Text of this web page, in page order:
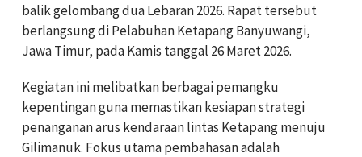
balik gelombang dua Lebaran 2026. Rapat tersebut
berlangsung di Pelabuhan Ketapang Banyuwangi,
Jawa Timur, pada Kamis tanggal 26 Maret 2026.
Kegiatan ini melibatkan berbagai pemangku
kepentingan guna memastikan kesiapan strategi
penanganan arus kendaraan lintas Ketapang menuju
Gilimanuk. Fokus utama pembahasan adalah